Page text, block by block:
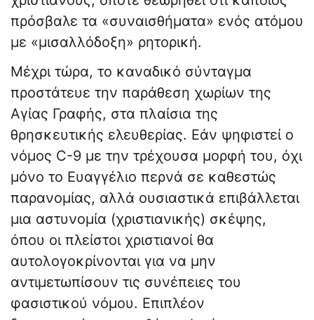
πρόσβαλε τα «συναισθήματα» ενός ατόμου
με «μισαλλόδοξη» ρητορική.
Μέχρι τώρα, το καναδικό σύνταγμα
προστάτευε την παράθεση χωρίων της
Αγίας Γραφής, στα πλαίσια της
θρησκευτικής ελευθερίας. Εάν ψηφιστεί ο
νόμος C-9 με την τρέχουσα μορφή του, όχι
μόνο το Ευαγγέλιο περνά σε καθεστώς
παρανομίας, αλλά ουσιαστικά επιβάλλεται
μια αστυνομία (χριστιανικής) σκέψης,
όπου οι πλείστοι χριστιανοί θα
αυτολογοκρίνονται για να μην
αντιμετωπίσουν τις συνέπειες του
φασιστικού νόμου. Επιπλέον